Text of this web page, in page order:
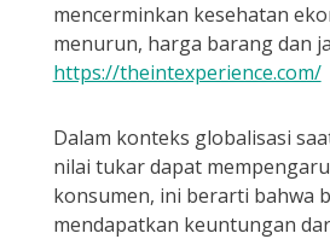
mencerminkan kesehatan
menurun, harga barang dan
https://theintexperience.com/
Dalam konteks globalisasi
nilai tukar dapat
konsumen, ini berarti bahwa
mendapatkan keuntungan